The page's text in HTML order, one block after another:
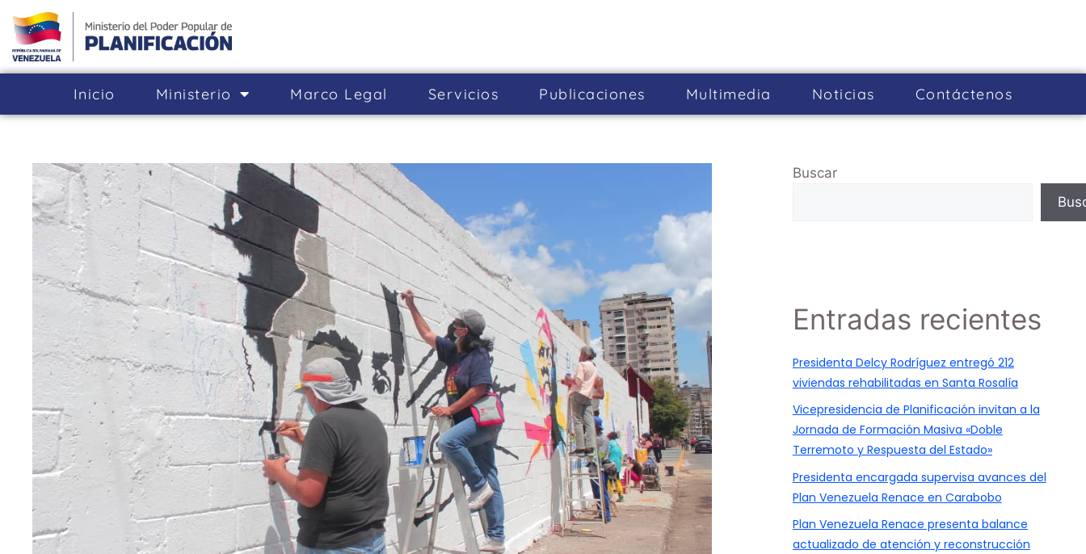
Inicio Ministerio Marco Legal Servicios Publicaciones Multimedia Noticias Cont­áctenos
Buscar
Entradas recientes
Presidenta Delcy Rodríguez entregó 212
viviendas rehabilitadas en Santa Rosalía
Vicepresidencia de Planificación invitan a la
Jornada de Formación Masiva «Doble
Terremoto y Respuesta del Estado»
Presidenta encargada supervisa avances del
Plan Venezuela Renace en Carabobo
Plan Venezuela Renace presenta balance
actualizado de atención y reconstrucción